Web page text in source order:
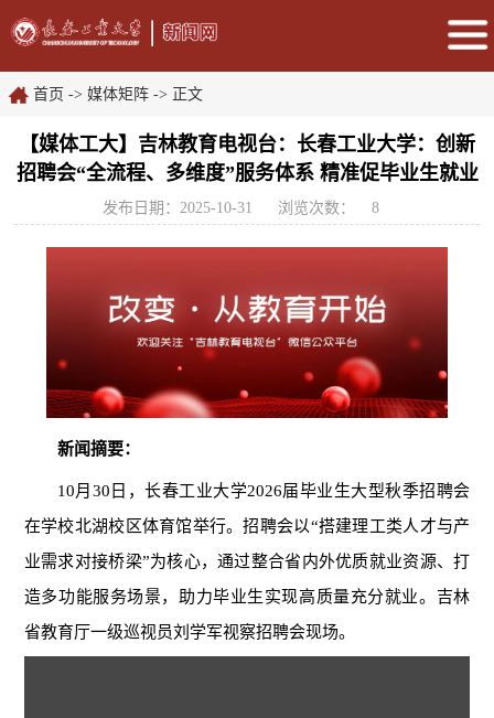
首页 -> 媒体矩阵 -> 正文
【媒体工大】吉林教育电视台：长春工业大学：创新
招聘会“全流程、多维度”服务体系 精准促毕业生就业
发布日期：2025-10-31 浏览次数： 8
新闻摘要：
10月30日，长春工业大学2026届毕业生大型秋季招聘会
在学校北湖校区体育馆举行。招聘会以“搭建理工类人才与产
业需求对接桥梁”为核心，通过整合省内外优质就业资源、打
造多功能服务场景，助力毕业生实现高质量充分就业。吉林
省教育厅一级巡视员刘学军视察招聘会现场。